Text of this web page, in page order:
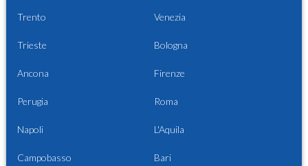
Trento Venezia
Trieste Bologna
Ancona Firenze
Perugia Roma
Napoli L'Aquila
Campobasso Bari